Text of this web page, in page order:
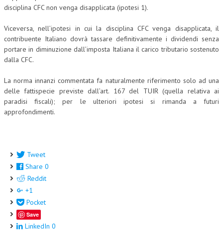
disciplina CFC non venga disapplicata (ipotesi 1).
Viceversa, nell’ipotesi in cui la disciplina CFC venga disapplicata, il
contribuente Italiano dovrà tassare definitivamente i dividendi senza
portare in diminuzione dall’imposta Italiana il carico tributario sostenuto
dalla CFC.
La norma innanzi commentata fa naturalmente riferimento solo ad una
delle fattispecie previste dall’art. 167 del TUIR (quella relativa ai
paradisi fiscali); per le ulteriori ipotesi si rimanda a futuri
approfondimenti.
Tweet
Share 0
Reddit
+1
Pocket
Save
LinkedIn 0